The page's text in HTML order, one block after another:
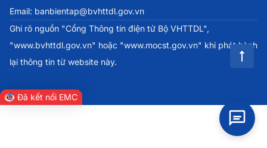
Email: banbientap@bvhttdl.gov.vn
Ghi rõ nguồn "Cổng Thông tin điện tử Bộ VHTTDL",
"www.bvhttdl.gov.vn" hoặc "www.mocst.gov.vn" khi phát hành
lại thông tin từ website này.
Đã kết nối EMC